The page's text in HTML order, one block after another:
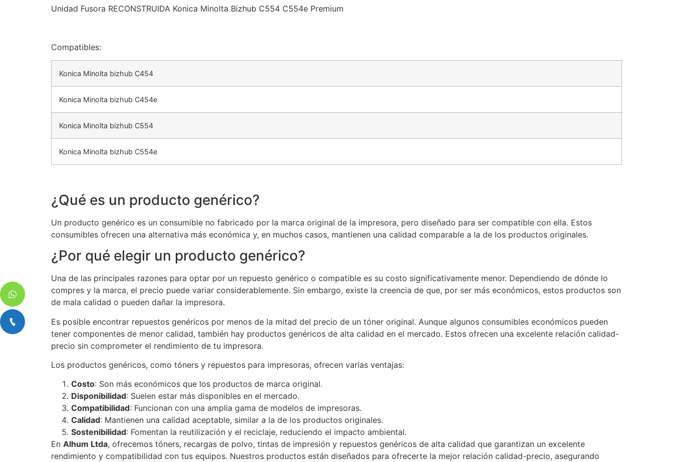
Unidad Fusora RECONSTRUIDA Konica Minolta Bizhub C554 C554e Premium
Compatibles:
Konica Minolta bizhub C454
Konica Minolta bizhub C454e
Konica Minolta bizhub C554
Konica Minolta bizhub C554e
¿Qué es un producto genérico?
Un producto genérico es un consumible no fabricado por la marca original de la impresora, pero diseñado para ser compatible con ella. Estos
consumibles ofrecen una alternativa más económica y, en muchos casos, mantienen una calidad comparable a la de los productos originales.
¿Por qué elegir un producto genérico?
Una de las principales razones para optar por un repuesto genérico o compatible es su costo significativamente menor. Dependiendo de dónde lo
compres y la marca, el precio puede variar considerablemente. Sin embargo, existe la creencia de que, por ser más económicos, estos productos son
de mala calidad o pueden dañar la impresora.
Es posible encontrar repuestos genéricos por menos de la mitad del precio de un tóner original. Aunque algunos consumibles económicos pueden
tener componentes de menor calidad, también hay productos genéricos de alta calidad en el mercado. Estos ofrecen una excelente relación calidad-
precio sin comprometer el rendimiento de tu impresora.
Los productos genéricos, como tóners y repuestos para impresoras, ofrecen varias ventajas:
Costo: Son más económicos que los productos de marca original.
Disponibilidad: Suelen estar más disponibles en el mercado.
Compatibilidad: Funcionan con una amplia gama de modelos de impresoras.
Calidad: Mantienen una calidad aceptable, similar a la de los productos originales.
Sostenibilidad: Fomentan la reutilización y el reciclaje, reduciendo el impacto ambiental.
En Alhum Ltda, ofrecemos tóners, recargas de polvo, tintas de impresión y repuestos genéricos de alta calidad que garantizan un excelente
rendimiento y compatibilidad con tus equipos. Nuestros productos están diseñados para ofrecerte la mejor relación calidad-precio, asegurando